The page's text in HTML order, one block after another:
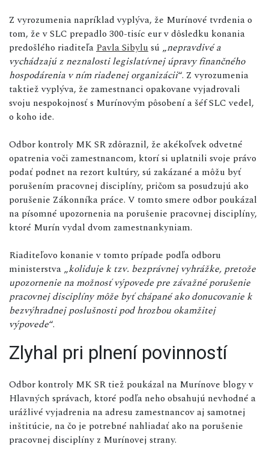
Z vyrozumenia napríklad vyplýva, že Murínové tvrdenia o
tom, že v SLC prepadlo 300-tisíc eur v dôsledku konania
predošlého riaditeľa Pavla Sibylu sú „nepravdivé a
vychádzajú z neznalosti legislatívnej úpravy finančného
hospodárenia v ním riadenej organizácii“. Z vyrozumenia
taktiež vyplýva, že zamestnanci opakovane vyjadrovali
svoju nespokojnosť s Murínovým pôsobení a šéf SLC vedel,
o koho ide.
Odbor kontroly MK SR zdôraznil, že akékoľvek odvetné
opatrenia voči zamestnancom, ktorí si uplatnili svoje právo
podať podnet na rezort kultúry, sú zakázané a môžu byť
porušením pracovnej disciplíny, pričom sa posudzujú ako
porušenie Zákonníka práce. V tomto smere odbor poukázal
na písomné upozornenia na porušenie pracovnej disciplíny,
ktoré Murín vydal dvom zamestnankyniam.
Riaditeľovo konanie v tomto prípade podľa odboru
ministerstva „koliduje k tzv. bezprávnej vyhrážke, pretože
upozornenie na možnosť výpovede pre závažné porušenie
pracovnej disciplíny môže byť chápané ako donucovanie k
bezvýhradnej poslušnosti pod hrozbou okamžitej
výpovede“.
Zlyhal pri plnení povinností
Odbor kontroly MK SR tiež poukázal na Murínove blogy v
Hlavných správach, ktoré podľa neho obsahujú nevhodné a
urážlivé vyjadrenia na adresu zamestnancov aj samotnej
inštitúcie, na čo je potrebné nahliadať ako na porušenie
pracovnej disciplíny z Murínovej strany.